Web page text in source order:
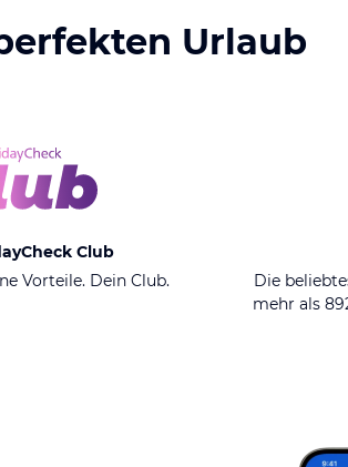
Urlaub
Club
Vorteile. Dein Club.
Die
mehr als